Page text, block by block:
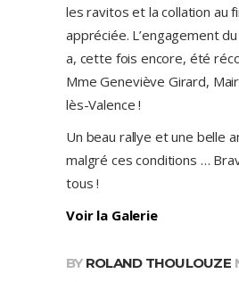
les ravitos et la collation au
appréciée. L’engagement
a, cette fois encore, été
Mme Geneviève Girard,
lès-Valence !
Un beau rallye et une belle
malgré ces conditions …
tous !
Voir la Galerie
BY ROLAND THOULOUZE